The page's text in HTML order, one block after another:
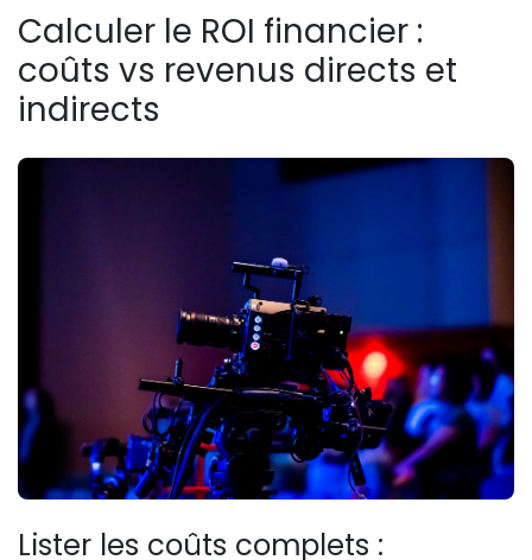
Calculer le ROI financier :
coûts vs revenus directs et
indirects
Lister les coûts complets :